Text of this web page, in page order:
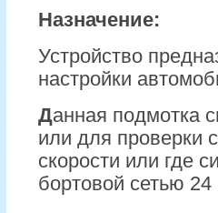
Назначение:
Устройство
настройки
Данная подмотка
или для проверки
скорости или где
бортовой сетью